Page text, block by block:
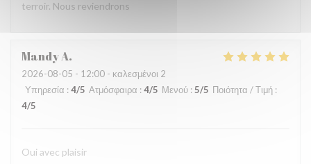
terroir. Nous reviendrons
MandyA
2026-08-05 - 12:00 - καλεσμένοι 2
Υπηρεσία :4/5 Ατμόσφαιρα :4/5 Μενού :5/5 Ποιότητα / Τιμή :
4/5
Oui avec plaisir